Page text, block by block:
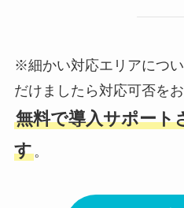
※細かい対応エリアにつ
だけましたら対応可否をお
無料で導入サポート
す。